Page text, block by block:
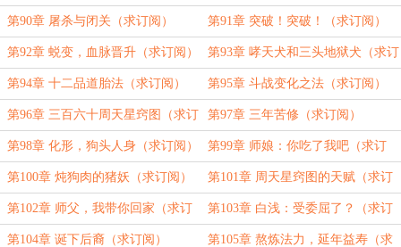
订阅）
第90章 屠杀与闭关（求订阅） 第91章 突破！突破！（求订阅）
第92章 蜕变，血脉晋升（求订阅） 第93章 哮天犬和三头地狱犬（求订
阅）
第94章 十二品道胎法（求订阅） 第95章 斗战变化之法（求订阅）
第96章 三百六十周天星窍图（求订
阅）
第97章 三年苦修（求订阅）
第98章 化形，狗头人身（求订阅） 第99章 师娘：你吃了我吧（求订
阅）
第100章 炖狗肉的猪妖（求订阅） 第101章 周天星窍图的天赋（求订
阅）
第102章 师父，我带你回家（求订
阅）
第103章 白浅：受委屈了？（求订
阅）
第104章 诞下后裔（求订阅） 第105章 熬炼法力，延年益寿（求